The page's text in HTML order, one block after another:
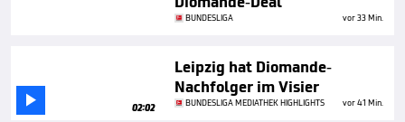
BUNDESLIGA vor 33 Min.
 02:02
Leipzig hat Diomande-
Nachfolger im Visier
BUNDESLIGA MEDIATHEK HIGHLIGHTS vor 41 Min.